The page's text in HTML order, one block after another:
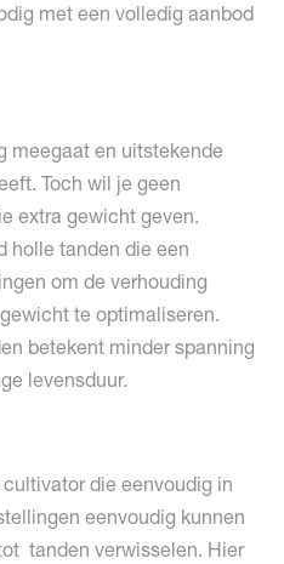
met een volledig aanbod
meegaat en uitstekende
Toch wil je geen
extra gewicht geven.
holle tanden die een
om de verhouding
te optimaliseren.
betekent minder spanning
levensduur.
die eenvoudig in
eenvoudig kunnen
tanden verwisselen. Hier